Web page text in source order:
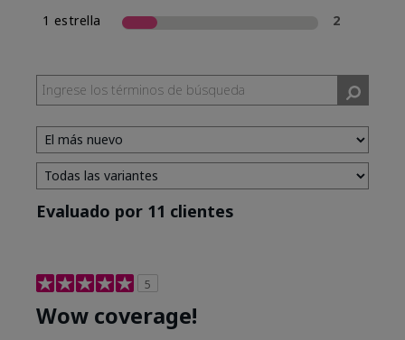
1 estrella
2
Evaluado por 11 clientes
5
Wow coverage!